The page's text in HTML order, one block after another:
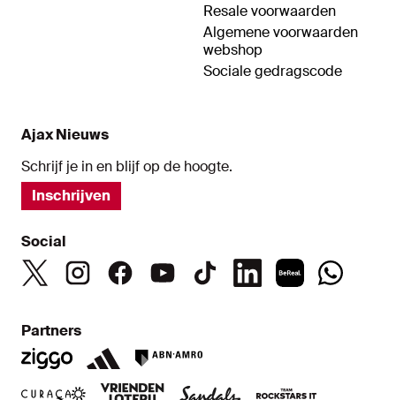
Resale voorwaarden
Algemene voorwaarden
webshop
Sociale gedragscode
Ajax Nieuws
Schrijf je in en blijf op de hoogte.
Inschrijven
Social
Partners